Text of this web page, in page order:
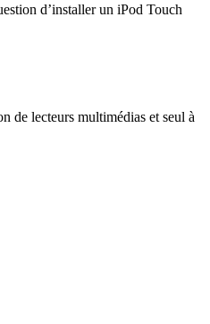
d’installer un iPod Touch
de lecteurs multimédias et seul à